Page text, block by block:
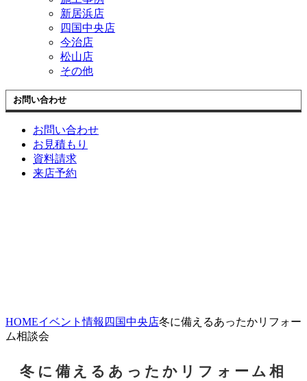
新居浜店
四国中央店
今治店
松山店
その他
お問い合わせ
お問い合わせ
お見積もり
資料請求
来店予約
HOMEイベント情報 四国中央店冬に備えるあったかリフォー
ム相談会
冬に備えるあったかリフォーム相